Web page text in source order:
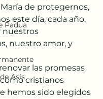
Padua
Asís
de protegernos,
este día, cada año,
nuestros
nuestro amor, y
las promesas
cristianos
hemos sido elegidos